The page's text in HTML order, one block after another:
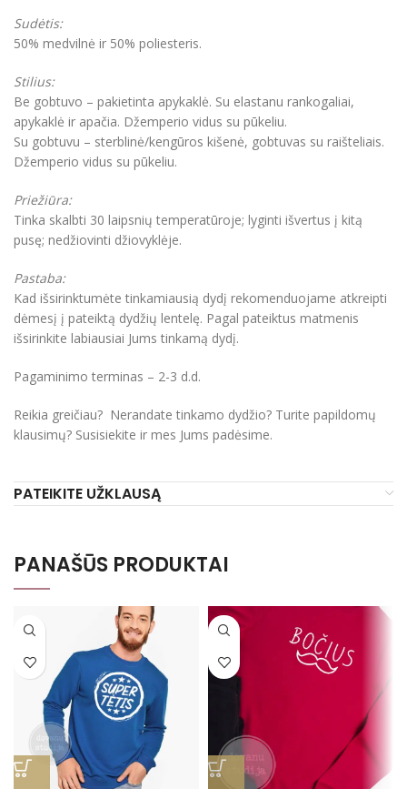
Sudėtis:
50% medvilnė ir 50% poliesteris.
Stilius:
Be gobtuvo – pakietinta apykaklė. Su elastanu rankogaliai,
apykaklė ir apačia. Džemperio vidus su pūkeliu.
Su gobtuvu – sterblinė/kengūros kišenė, gobtuvas su raišteliais.
Džemperio vidus su pūkeliu.
Priežiūra:
Tinka skalbti 30 laipsnių temperatūroje; lyginti išvertus į kitą
pusę; nedžiovinti džiovyklėje.
Pastaba:
Kad išsirinktumėte tinkamiausią dydį rekomenduojame atkreipti
dėmesį į pateiktą dydžių lentelę. Pagal pateiktus matmenis
išsirinkite labiausiai Jums tinkamą dydį.
Pagaminimo terminas – 2-3 d.d.
Reikia greičiau? Nerandate tinkamo dydžio? Turite papildomų
klausimų? Susisiekite ir mes Jums padėsime.
PATEIKITE UŽKLAUSĄ
PANAŠŪS PRODUKTAI